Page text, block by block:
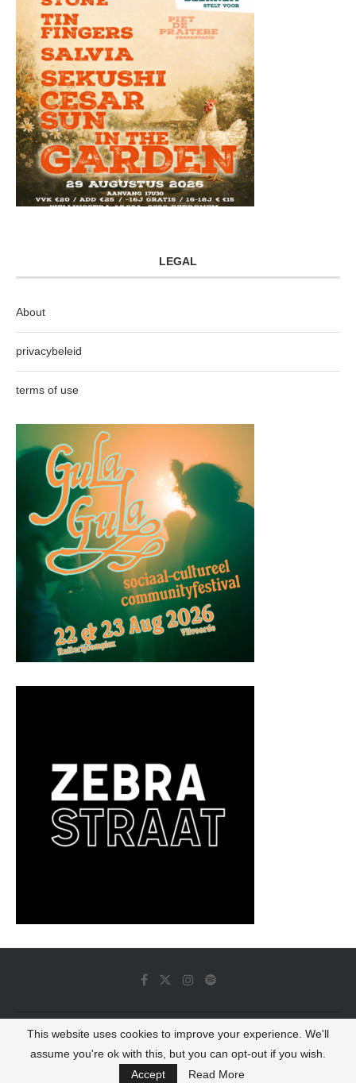
LEGAL
About
privacybeleid
terms of use
© 2022 - Luminous Dash All Rights Reserved
BACK TO TOP
This website uses cookies to improve your experience. We'll
assume you're ok with this, but you can opt-out if you wish.
Accept
Read More